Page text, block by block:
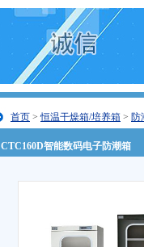
首页 >恒温干燥箱/培养箱 > 防
CTC160D智能数码电子防潮箱